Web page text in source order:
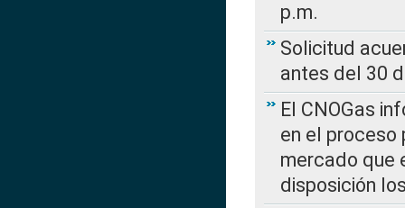
p.m.
Solicitud
antes del 30
El CNOGas
en el
mercado que
disposición